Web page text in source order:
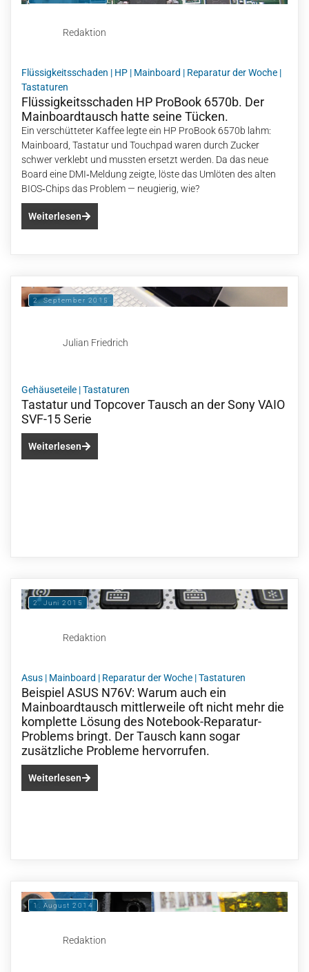
Redaktion
Flüssigkeitsschaden | HP | Mainboard | Reparatur der Woche |
Tastaturen
Flüssigkeitsschaden HP ProBook 6570b. Der
Mainboardtausch hatte seine Tücken.
Ein verschütteter Kaffee legte ein HP ProBook 6570b lahm:
Mainboard, Tastatur und Touchpad waren durch Zucker
schwer verklebt und mussten ersetzt werden. Da das neue
Board eine DMI‑Meldung zeigte, löste das Umlöten des alten
BIOS‑Chips das Problem — neugierig, wie?
Weiterlesen
2. September 2015
Julian Friedrich
Gehäuseteile |Tastaturen
Tastatur und Topcover Tausch an der Sony VAIO
SVF-15 Serie
Weiterlesen
2. Juni 2015
Redaktion
Asus | Mainboard | Reparatur der Woche |Tastaturen
Beispiel ASUS N76V: Warum auch ein
Mainboardtausch mittlerweile oft nicht mehr die
komplette Lösung des Notebook-Reparatur-
Problems bringt. Der Tausch kann sogar
zusätzliche Probleme hervorrufen.
Weiterlesen
1. August 2014
Redaktion